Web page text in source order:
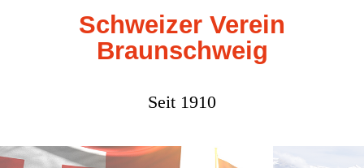
Schweizer Verein
Braunschweig
Seit 1910